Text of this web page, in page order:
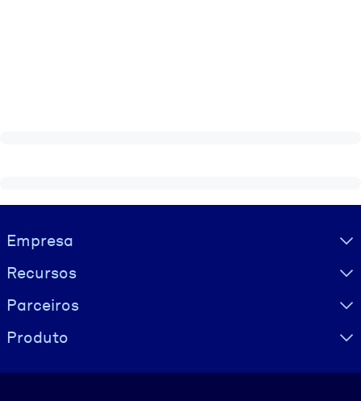
Visually hidden Text
Empresa
Recursos
Parceiros
Produto